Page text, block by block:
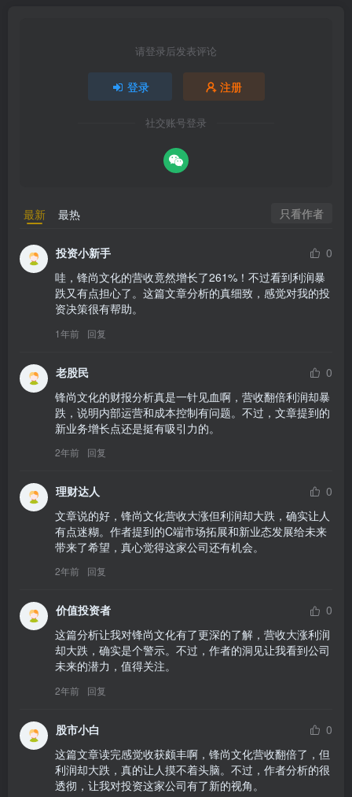
请登录后发表评论
登录 注册
社交账号登录
最新 最热 只看作者
投资小新手
0
哇，锋尚文化的营收竟然增长了261%！不过看到利润暴
跌又有点担心了。这篇文章分析的真细致，感觉对我的投
资决策很有帮助。
1年前 回复
老股民
0
锋尚文化的财报分析真是一针见血啊，营收翻倍利润却暴
跌，说明内部运营和成本控制有问题。不过，文章提到的
新业务增长点还是挺有吸引力的。
2年前 回复
理财达人
0
文章说的好，锋尚文化营收大涨但利润却大跌，确实让人
有点迷糊。作者提到的C端市场拓展和新业态发展给未来
带来了希望，真心觉得这家公司还有机会。
2年前 回复
价值投资者
0
这篇分析让我对锋尚文化有了更深的了解，营收大涨利润
却大跌，确实是个警示。不过，作者的洞见让我看到公司
未来的潜力，值得关注。
2年前 回复
股市小白
0
这篇文章读完感觉收获颇丰啊，锋尚文化营收翻倍了，但
利润却大跌，真的让人摸不着头脑。不过，作者分析的很
透彻，让我对投资这家公司有了新的视角。